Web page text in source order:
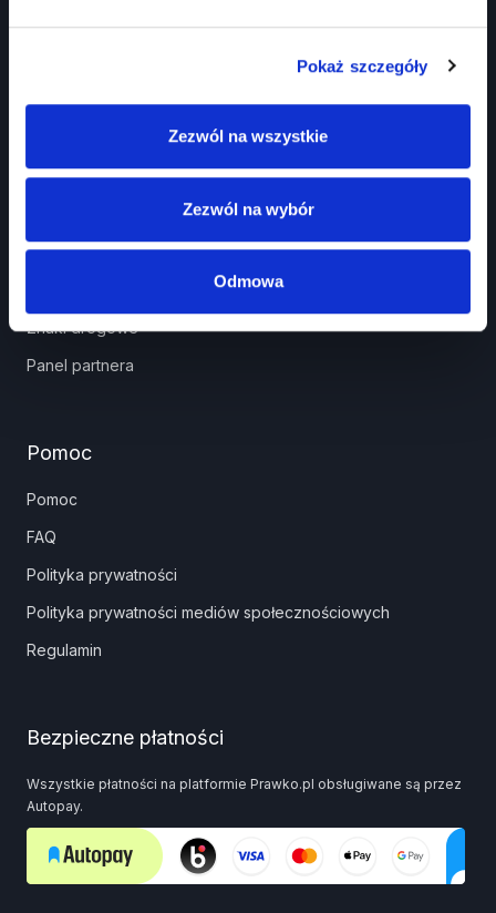
Pokaż szczegóły
Zezwól na wszystkie
Zezwól na wybór
Odmowa
Prawko.pl
Kurs Teorii Prawo Jazdy przez Internet?
Jak zdać prawo jazdy?
Jakie dokumenty i wnioski potrzebujesz?
Znaki drogowe
Panel partnera
Pomoc
Pomoc
FAQ
Polityka prywatności
Polityka prywatności mediów społecznościowych
Regulamin
Bezpieczne płatności
Wszystkie płatności na platformie Prawko.pl obsługiwane są przez
Autopay.